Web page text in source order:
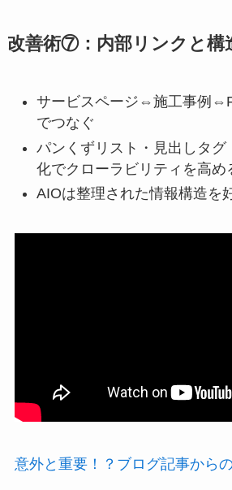
改善術⑦：内部リンクと構
サービスページ⇔施工事例
でつなぐ
パンくずリスト・見出しタグ
化でクローラビリティを高め
AIOは整理された情報構造を
意外と重要！？ブログ記事から